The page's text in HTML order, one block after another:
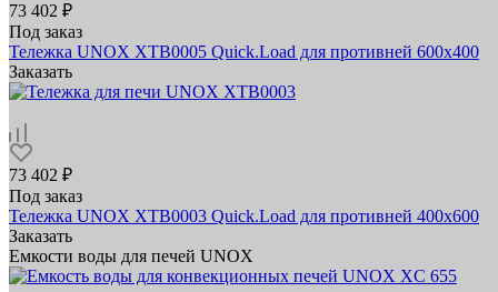
73 402 ₽
Под заказ
Тележка UNOX XTB0005 Quick.Load для противней 600х400
Заказать
73 402 ₽
Под заказ
Тележка UNOX XTB0003 Quick.Load для противней 400х600
Заказать
Емкости воды для печей UNOX